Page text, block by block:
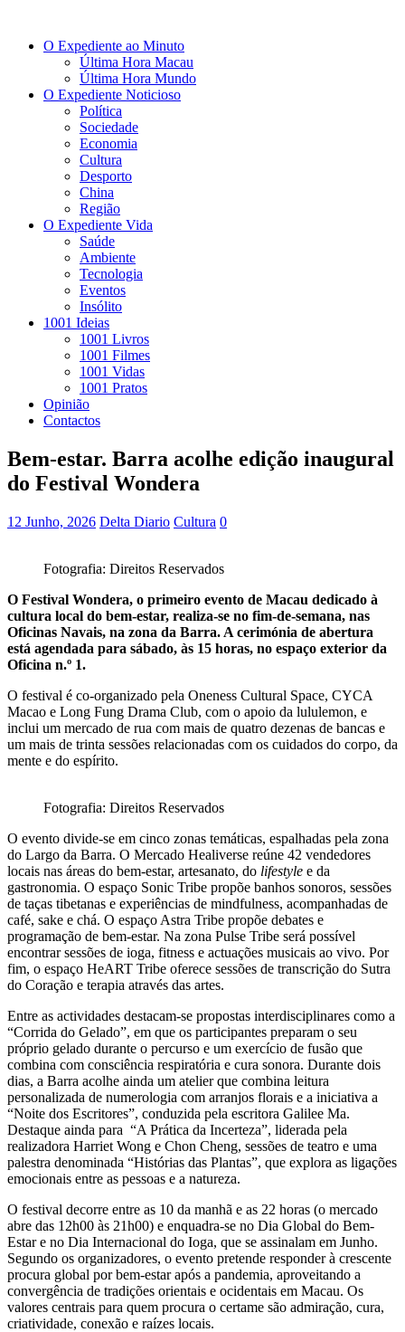
O Expediente ao Minuto
Última Hora Macau
Última Hora Mundo
O Expediente Noticioso
Política
Sociedade
Economia
Cultura
Desporto
China
Região
O Expediente Vida
Saúde
Ambiente
Tecnologia
Eventos
Insólito
1001 Ideias
1001 Livros
1001 Filmes
1001 Vidas
1001 Pratos
Opinião
Contactos
Bem-estar. Barra acolhe edição inaugural
do Festival Wondera
12 Junho, 2026 Delta Diario Cultura 0
Fotografia: Direitos Reservados
O Festival Wondera, o primeiro evento de Macau dedicado à
cultura local do bem-estar, realiza-se no fim-de-semana, nas
Oficinas Navais, na zona da Barra. A cerimónia de abertura
está agendada para sábado, às 15 horas, no espaço exterior da
Oficina n.º 1.
O festival é co-organizado pela Oneness Cultural Space, CYCA
Macao e Long Fung Drama Club, com o apoio da lululemon, e
inclui um mercado de rua com mais de quatro dezenas de bancas e
um mais de trinta sessões relacionadas com os cuidados do corpo, da
mente e do espírito.
Fotografia: Direitos Reservados
O evento divide-se em cinco zonas temáticas, espalhadas pela zona
do Largo da Barra. O Mercado Healiverse reúne 42 vendedores
locais nas áreas do bem-estar, artesanato, do lifestyle e da
gastronomia. O espaço Sonic Tribe propõe banhos sonoros, sessões
de taças tibetanas e experiências de mindfulness, acompanhadas de
café, sake e chá. O espaço Astra Tribe propõe debates e
programação de bem-estar. Na zona Pulse Tribe será possível
encontrar sessões de ioga, fitness e actuações musicais ao vivo. Por
fim, o espaço HeART Tribe oferece sessões de transcrição do Sutra
do Coração e terapia através das artes.
Entre as actividades destacam-se propostas interdisciplinares como a
“Corrida do Gelado”, em que os participantes preparam o seu
próprio gelado durante o percurso e um exercício de fusão que
combina com consciência respiratória e cura sonora. Durante dois
dias, a Barra acolhe ainda um atelier que combina leitura
personalizada de numerologia com arranjos florais e a iniciativa a
“Noite dos Escritores”, conduzida pela escritora Galilee Ma.
Destaque ainda para “A Prática da Incerteza”, liderada pela
realizadora Harriet Wong e Chon Cheng, sessões de teatro e uma
palestra denominada “Histórias das Plantas”, que explora as ligações
emocionais entre as pessoas e a natureza.
O festival decorre entre as 10 da manhã e as 22 horas (o mercado
abre das 12h00 às 21h00) e enquadra-se no Dia Global do Bem-
Estar e no Dia Internacional do Ioga, que se assinalam em Junho.
Segundo os organizadores, o evento pretende responder à crescente
procura global por bem-estar após a pandemia, aproveitando a
convergência de tradições orientais e ocidentais em Macau. Os
valores centrais para quem procura o certame são admiração, cura,
criatividade, conexão e raízes locais.